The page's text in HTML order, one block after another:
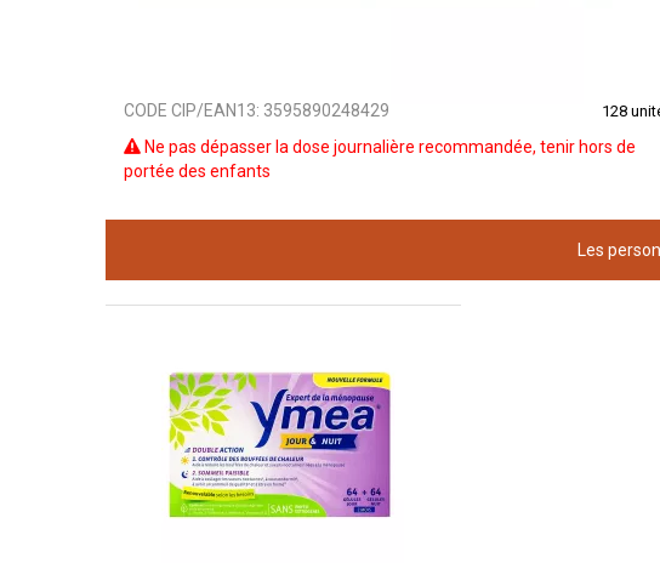
CODE CIP/EAN13: 3595890248429 128
Ne pas dépasser la dose journalière recommandée, tenir hors de
portée des enfants
Les